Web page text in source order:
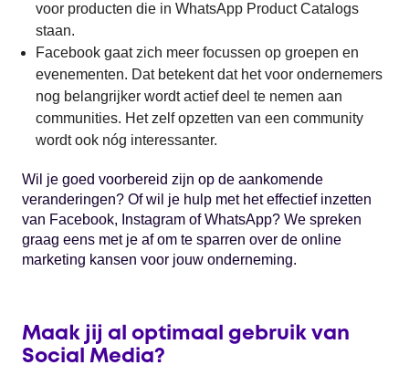
voor producten die in WhatsApp Product Catalogs
staan.
Facebook gaat zich meer focussen op groepen en
evenementen. Dat betekent dat het voor ondernemers
nog belangrijker wordt actief deel te nemen aan
communities. Het zelf opzetten van een community
wordt ook nóg interessanter.
Wil je goed voorbereid zijn op de aankomende
veranderingen? Of wil je hulp met het effectief inzetten
van Facebook, Instagram of WhatsApp? We spreken
graag eens met je af om te sparren over de online
marketing kansen voor jouw onderneming.
Maak jij al optimaal gebruik van
Social Media?